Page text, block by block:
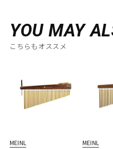
YOU MAY
こちらもオススメ
MEINL MEINL